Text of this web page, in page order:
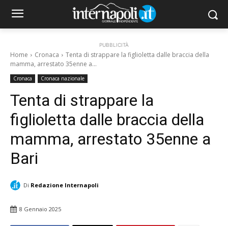
PUBBLICITÀ
Home Cronaca
Tenta di strappare la figlioletta dalle braccia della
mamma, arrestato 35enne a...
Cronaca Cronaca nazionale
Tenta di strappare la
figlioletta dalle braccia della
mamma, arrestato 35enne a
Bari
Di Redazione Internapoli
8 Gennaio 2025